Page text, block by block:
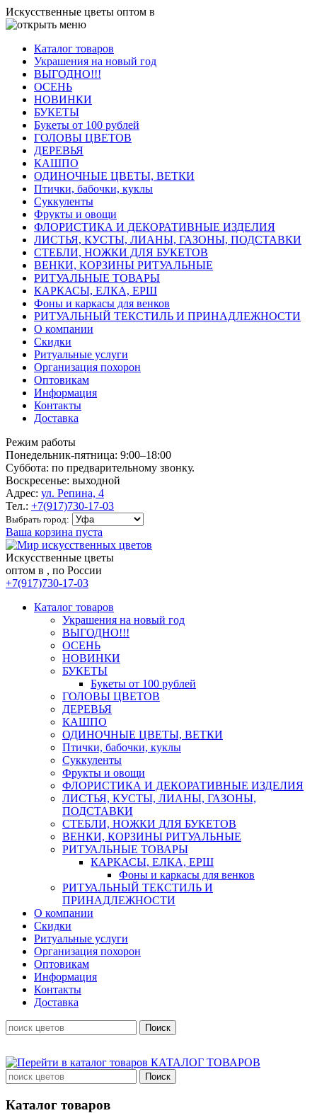
Искусственные цветы оптом в
Каталог товаров
Украшения на новый год
ВЫГОДНО!!!
ОСЕНЬ
НОВИНКИ
БУКЕТЫ
Букеты от 100 рублей
ГОЛОВЫ ЦВЕТОВ
ДЕРЕВЬЯ
КАШПО
ОДИНОЧНЫЕ ЦВЕТЫ, ВЕТКИ
Птички, бабочки, куклы
Суккуленты
Фрукты и овощи
ФЛОРИСТИКА И ДЕКОРАТИВНЫЕ ИЗДЕЛИЯ
ЛИСТЬЯ, КУСТЫ, ЛИАНЫ, ГАЗОНЫ, ПОДСТАВКИ
СТЕБЛИ, НОЖКИ ДЛЯ БУКЕТОВ
ВЕНКИ, КОРЗИНЫ РИТУАЛЬНЫЕ
РИТУАЛЬНЫЕ ТОВАРЫ
КАРКАСЫ, ЕЛКА, ЕРШ
Фоны и каркасы для венков
РИТУАЛЬНЫЙ ТЕКСТИЛЬ И ПРИНАДЛЕЖНОСТИ
О компании
Скидки
Ритуальные услуги
Организация похорон
Оптовикам
Информация
Контакты
Доставка
Режим работы
Понедельник-пятница: 9:00–18:00
Суббота: по предварительному звонку.
Воскресенье: выходной
Адрес: ул. Репина, 4
Тел.: +7(917)730-17-03
Выбрать город:
Ваша корзина пуста
Искусственные цветы
оптом в , по России
+7(917)730-17-03
Каталог товаров
Украшения на новый год
ВЫГОДНО!!!
ОСЕНЬ
НОВИНКИ
БУКЕТЫ
Букеты от 100 рублей
ГОЛОВЫ ЦВЕТОВ
ДЕРЕВЬЯ
КАШПО
ОДИНОЧНЫЕ ЦВЕТЫ, ВЕТКИ
Птички, бабочки, куклы
Суккуленты
Фрукты и овощи
ФЛОРИСТИКА И ДЕКОРАТИВНЫЕ ИЗДЕЛИЯ
ЛИСТЬЯ, КУСТЫ, ЛИАНЫ, ГАЗОНЫ,
ПОДСТАВКИ
СТЕБЛИ, НОЖКИ ДЛЯ БУКЕТОВ
ВЕНКИ, КОРЗИНЫ РИТУАЛЬНЫЕ
РИТУАЛЬНЫЕ ТОВАРЫ
КАРКАСЫ, ЕЛКА, ЕРШ
Фоны и каркасы для венков
РИТУАЛЬНЫЙ ТЕКСТИЛЬ И
ПРИНАДЛЕЖНОСТИ
О компании
Скидки
Ритуальные услуги
Организация похорон
Оптовикам
Информация
Контакты
Доставка
КАТАЛОГ ТОВАРОВ
Каталог товаров